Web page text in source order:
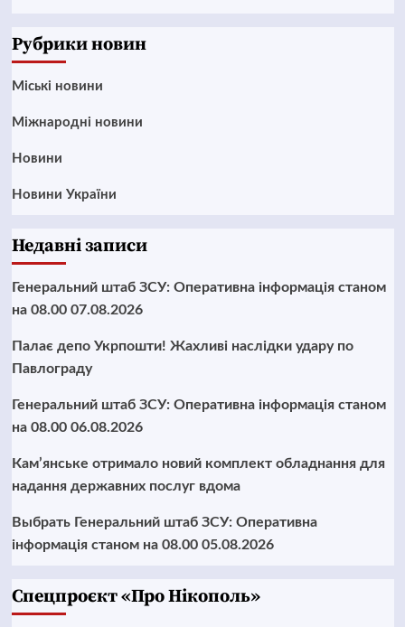
Рубрики новин
Mіські новини
Міжнародні новини
Новини
Новини України
Недавні записи
Генеральний штаб ЗСУ: Оперативна інформація станом
на 08.00 07.08.2026
Палає депо Укрпошти! Жахливі наслідки удару по
Павлограду
Генеральний штаб ЗСУ: Оперативна інформація станом
на 08.00 06.08.2026
Кам’янське отримало новий комплект обладнання для
надання державних послуг вдома
Выбрать Генеральний штаб ЗСУ: Оперативна
інформація станом на 08.00 05.08.2026
Cпецпроєкт «Про Нікополь»